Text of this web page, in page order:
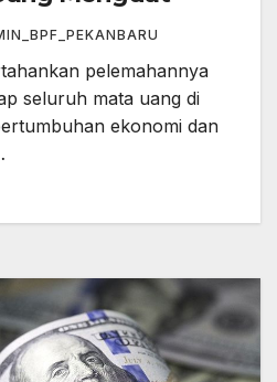
pelemahannya
seluruh mata uang di
ekonomi dan